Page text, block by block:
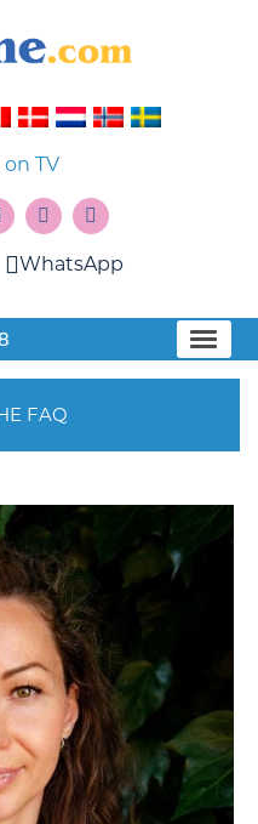
TV
WhatsApp
FAQ